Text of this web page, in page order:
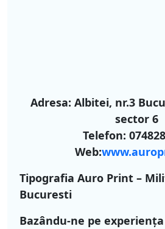
Adresa: Albitei, nr.3
sector 6
Telefon:
Web:
Tipografia Auro Print –
Bucuresti
Bazându-ne pe